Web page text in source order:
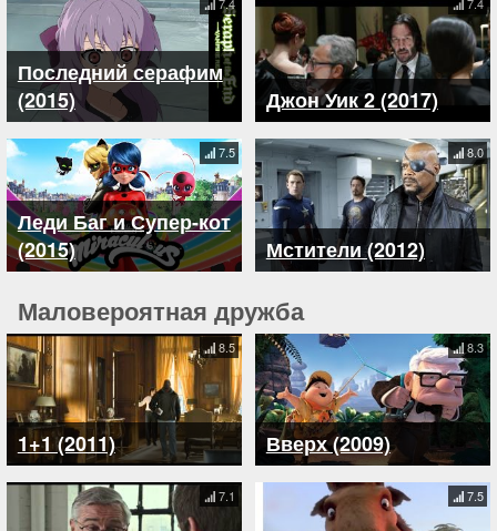
Последний серафим
(2015)
Джон Уик 2 (2017)
Леди Баг и Супер-кот
(2015)
7.5
Мстители (2012)
8.0
Маловероятная дружба
1+1 (2011)
8.5
Вверх (2009)
8.3
7.1 7.5